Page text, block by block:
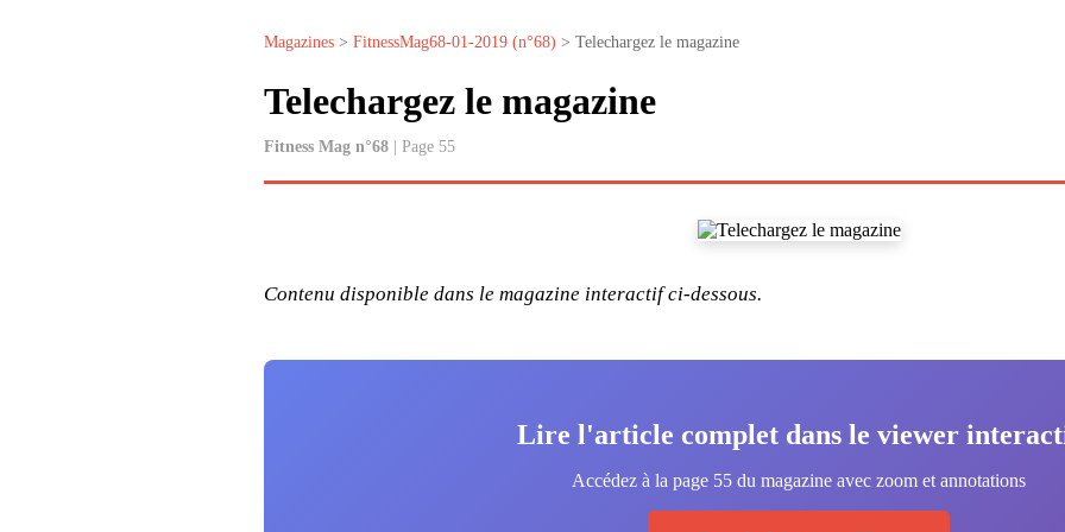
Magazines > FitnessMag68-01-2019 (n°68) > Telechargez le magazine
Telechargez le magazine
Fitness Mag n°68 | Page 55
Contenu disponible dans le magazine interactif ci-dessous.
Lire l'article complet dans le viewer
Accédez à la page 55 du magazine avec zoom et annotations